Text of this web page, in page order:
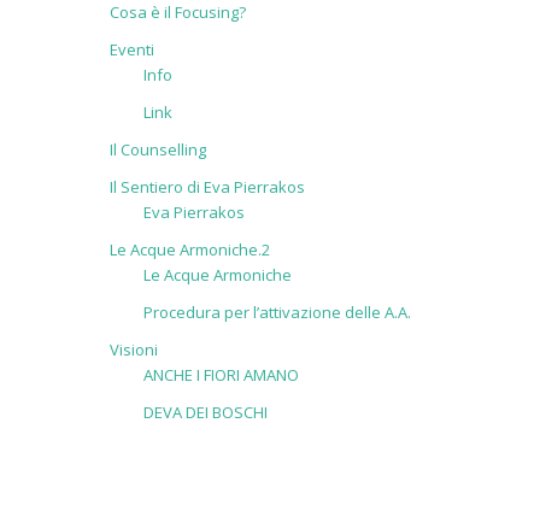
Cosa è il Focusing?
Eventi
Info
Link
Il Counselling
Il Sentiero di Eva Pierrakos
Eva Pierrakos
Le Acque Armoniche.2
Le Acque Armoniche
Procedura per l’attivazione delle A.A.
Visioni
ANCHE I FIORI AMANO
DEVA DEI BOSCHI